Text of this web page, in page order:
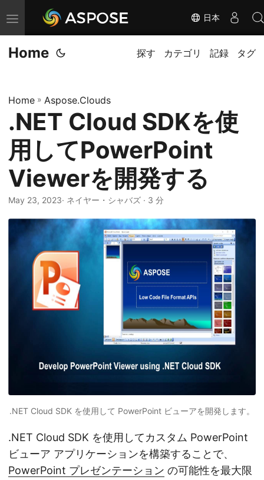
ナ
ビ
ゲ
ョ
ン
切
り
替
え
日本
Home 探す カテゴリ 記録 タグ
Home » Aspose.Clouds
.NET Cloud SDKを使
用してPowerPoint
Viewerを開発する
May 23, 2023· ネイヤー・シャバズ · 3 分
.NET Cloud SDK を使用して PowerPoint ビューアを開発します。
.NET Cloud SDK を使用してカスタム PowerPoint
ビューア アプリケーションを構築することで、
PowerPoint プレゼンテーション の可能性を最大限